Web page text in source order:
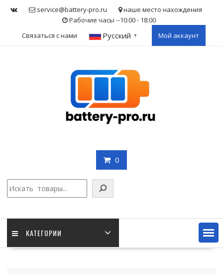
service@battery-pro.ru
наше место нахождения
Рабочие часы --10:00 - 18:00
Связаться с нами
Русский ▼ Мой аккаунт
0
КАТЕГОРИИ